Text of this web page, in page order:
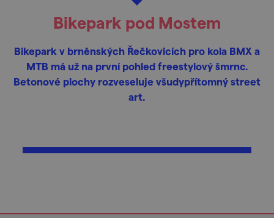
Bikepark pod Mostem
Bikepark v brněnských Řečkovicích pro kola BMX a
MTB má už na první pohled freestylový šmrnc.
Betonové plochy rozveseluje všudypřítomný street
art.